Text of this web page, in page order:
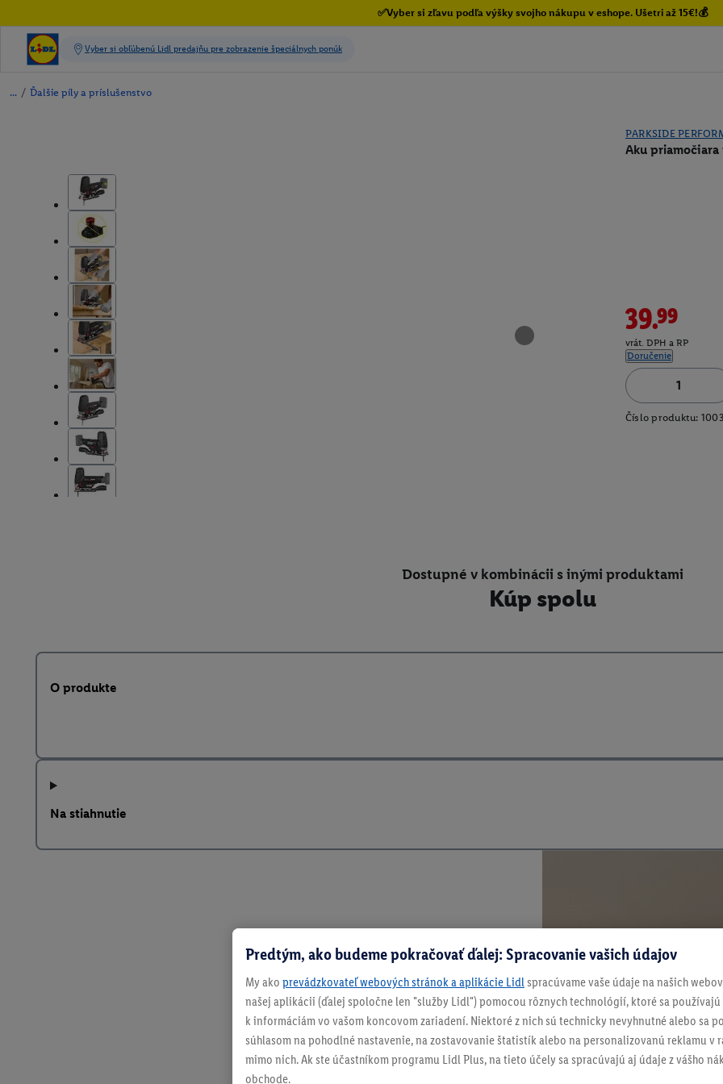
✅Vyber si zľavu podľa výšky svojho nákupu v eshope. Ušetri až 15€!💰
/ Ďalšie píly a príslušenstvo
PARKSIDE
Aku priamočiara
39.99
vrát. DPH a RP
Doručenie
Číslo produktu:
Dostupné v kombinácii s inými produktami
Kúp spolu
O produkte
Na stiahnutie
Predtým, ako budeme pokračovať ďalej: Spracovanie vašich údajov
My ako prevádzkovateľ webových stránok a aplikácie Lidl spracúvame vaše údaje na našich
našej aplikácii (ďalej spoločne len "služby Lidl") pomocou rôznych technológií, ktoré sa
k informáciám vo vašom koncovom zariadení. Niektoré z nich sú technicky nevyhnutné alebo sa
súhlasom na pohodlné nastavenie, na zostavovanie štatistík alebo na personalizovanú reklamu v
mimo nich. Ak ste účastníkom programu Lidl Plus, na tieto účely sa spracúvajú aj údaje z vášho
obchode.